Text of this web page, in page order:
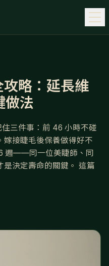
略：延長維
做法
三件事：前 46 小時不碰
嫁接睫毛後保養做得好不
週——同一位美睫師、同
決定壽命的關鍵。 這篇